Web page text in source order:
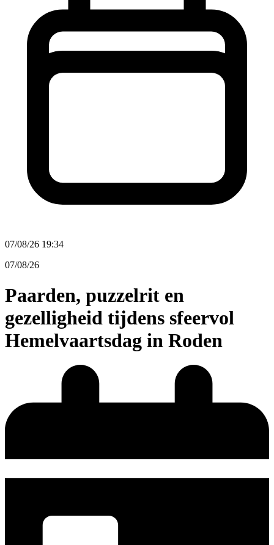
07/08/26 19:34
07/08/26
Paarden, puzzelrit en
gezelligheid tijdens sfeervol
Hemelvaartsdag in Roden